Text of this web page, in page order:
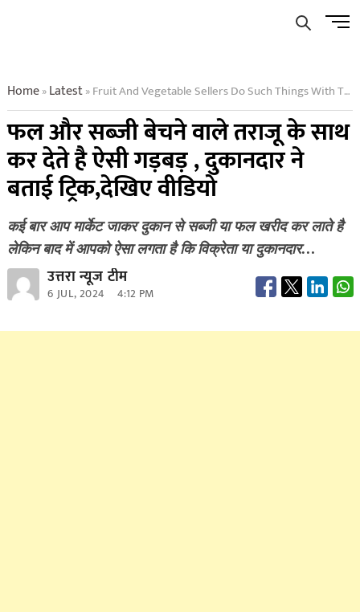
Menu
Home»Latest»Fruit And Vegetable Sellers Do Such Things With The Weighing Scale Shopkeeper Told The Trick Watch The Video
फल और सब्जी बेचने वाले तराजू के साथ
कर देते है ऐसी गड़बड़ , दुकानदार ने
बताई ट्रिक,देखिए वीडियो
कई बार आप मार्केट जाकर दुकान से सब्जी या फल खरीद कर लाते है
लेकिन बाद में आपको ऐसा लगता है कि विक्रेता या दुकानदार…
उत्तरा न्यूज टीम
6 JUL, 2024 4:12 PM